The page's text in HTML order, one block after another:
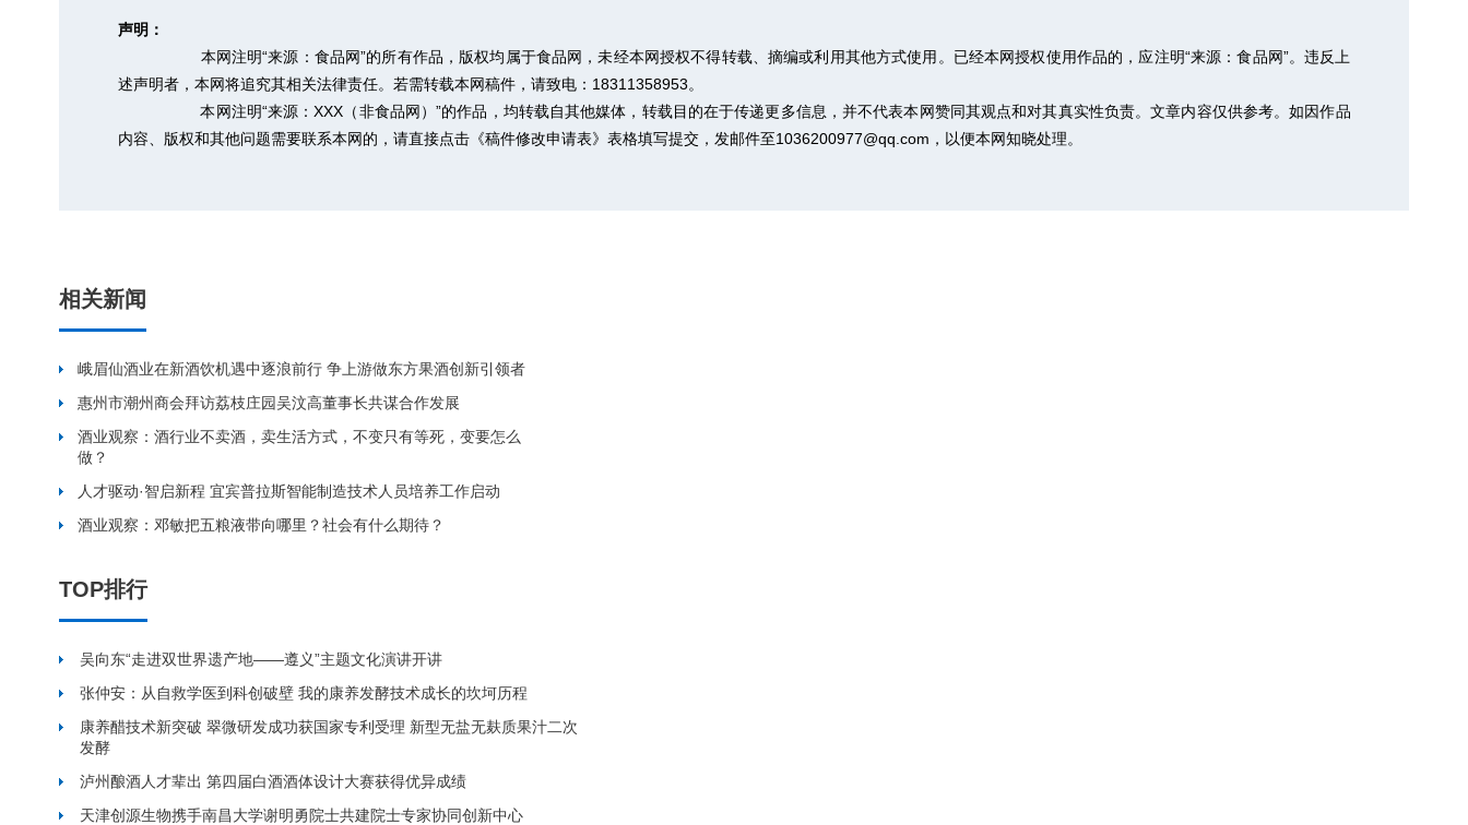
声明：
本网注明“来源：食品网”的所有作品，版权均属于食品网，未经本网授权不得转载、摘编或利用其他方式使用。已经本网授权使用作品的，应注明“来源：食品网”。违反上
述声明者，本网将追究其相关法律责任。若需转载本网稿件，请致电：18311358953。
本网注明“来源：XXX（非食品网）”的作品，均转载自其他媒体，转载目的在于传递更多信息，并不代表本网赞同其观点和对其真实性负责。文章内容仅供参考。如因作品
内容、版权和其他问题需要联系本网的，请直接点击《稿件修改申请表》 表格填写提交，发邮件至1036200977@qq.com，以便本网知晓处理。
相关新闻
峨眉仙酒业在新酒饮机遇中逐浪前行 争上游做东方果酒创新引领者
惠州市潮州商会拜访荔枝庄园吴汶高董事长共谋合作发展
酒业观察：酒行业不卖酒，卖生活方式，不变只有等死，变要怎么
做？
人才驱动·智启新程 宜宾普拉斯智能制造技术人员培养工作启动
酒业观察：邓敏把五粮液带向哪里？社会有什么期待？
TOP排行
吴向东“走进双世界遗产地——遵义”主题文化演讲开讲
张仲安：从自救学医到科创破壁 我的康养发酵技术成长的坎坷历程
康养醋技术新突破 翠微研发成功获国家专利受理 新型无盐无麸质果汁二次
发酵
泸州酿酒人才辈出 第四届白酒酒体设计大赛获得优异成绩
天津创源生物携手南昌大学谢明勇院士共建院士专家协同创新中心